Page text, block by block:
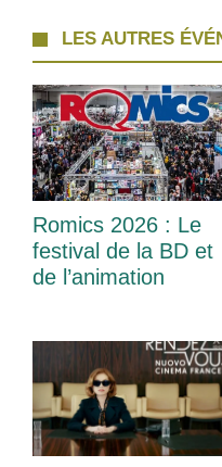
LES AUTRES
Romics 2026 : Le
festival de la BD et
de l’animation